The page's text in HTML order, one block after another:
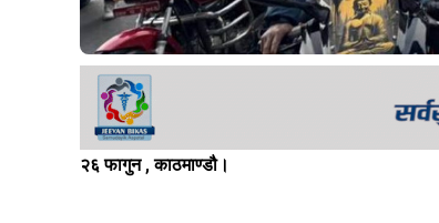
२६ फागुन , काठमाण्डौ।